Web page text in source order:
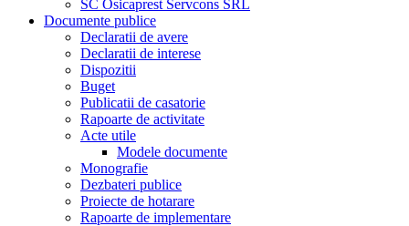
SC Osicaprest Servcons SRL
Documente publice
Declaratii de avere
Declaratii de interese
Dispozitii
Buget
Publicatii de casatorie
Rapoarte de activitate
Acte utile
Modele documente
Monografie
Dezbateri publice
Proiecte de hotarare
Rapoarte de implementare